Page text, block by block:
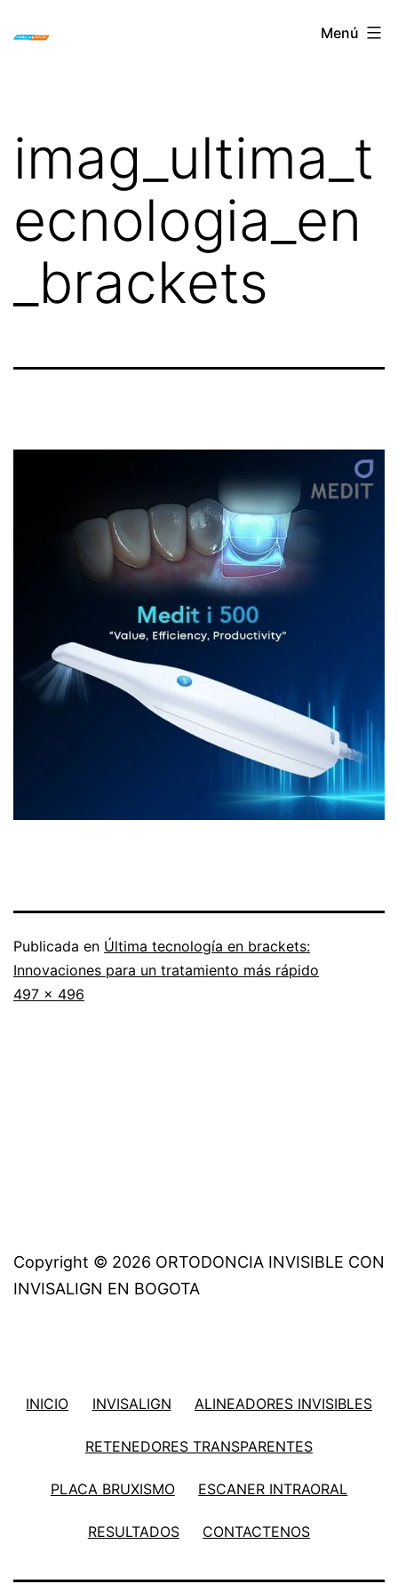
ORTODONCIA
Menú
imag_ultima_t
ecnologia_en
_brackets
Publicada en Última tecnología en brackets:
Innovaciones para un tratamiento más rápido
Tamaño
497 × 496
Copyright © 2026 ORTODONCIA INVISIBLE CON
INVISALIGN EN BOGOTA
INICIO INVISALIGN ALINEADORES INVISIBLES
RETENEDORES TRANSPARENTES
PLACA BRUXISMO ESCANER INTRAORAL
RESULTADOS CONTACTENOS